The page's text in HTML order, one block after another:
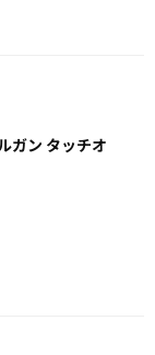
ガン タッチオ